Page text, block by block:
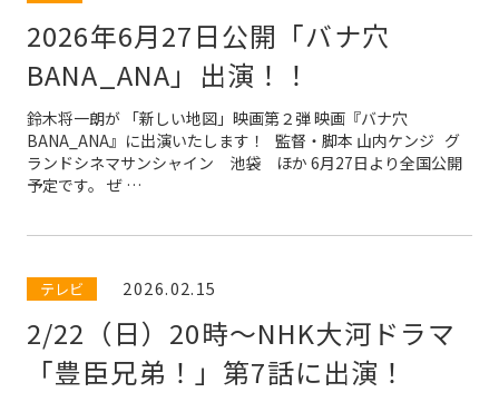
2026年6月27日公開「バナ穴
BANA_ANA」出演！！
鈴木将一朗が 「新しい地図」映画第２弾 映画『バナ穴
BANA_ANA』に出演いたします！ 監督・脚本 山内ケンジ グ
ランドシネマサンシャイン 池袋 ほか 6月27日より全国公開
予定です。 ぜ …
テレビ 2026.02.15
2/22（日）20時〜NHK大河ドラマ
「豊臣兄弟！」第7話に出演！